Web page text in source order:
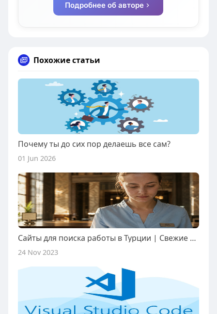
Подробнее об авторе
Похожие статьи
Почему ты до сих пор делаешь все сам?
01 Jun 2026
Сайты для поиска работы в Турции | Свежие вакансии и трудоустройство
24 Nov 2023